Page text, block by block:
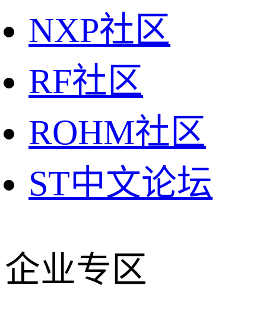
NXP社区
RF社区
ROHM社区
ST中文论坛
企业专区